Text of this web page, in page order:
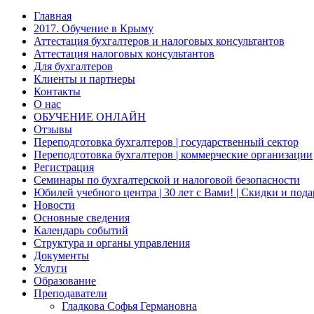
Главная
2017. Обучение в Крыму
Аттестация бухгалтеров и налоговых консультантов
Аттестация налоговых консультантов
Для бухгалтеров
Клиенты и партнеры
Контакты
О нас
ОБУЧЕНИЕ ОНЛАЙН
Отзывы
Переподготовка бухгалтеров | государственный сектор
Переподготовка бухгалтеров | коммерческие организации
Регистрация
Семинары по бухгалтерской и налоговой безопасности
Юбилей учебного центра | 30 лет с Вами! | Скидки и
Новости
Основные сведения
Календарь событий
Структура и органы управления
Документы
Услуги
Образование
Преподаватели
Гладкова Софья Германовна